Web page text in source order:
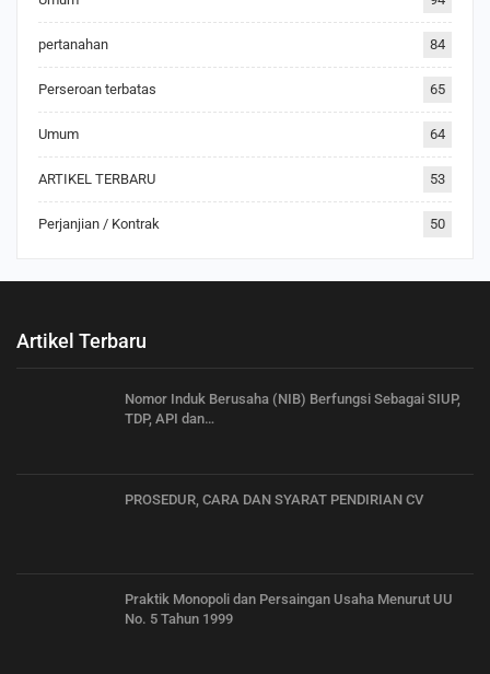
pertanahan 84
Perseroan terbatas 65
Umum 64
ARTIKEL TERBARU 53
Perjanjian / Kontrak 50
Artikel Terbaru
Nomor Induk Berusaha (NIB) Berfungsi Sebagai SIUP,
TDP, API dan…
PROSEDUR, CARA DAN SYARAT PENDIRIAN CV
Praktik Monopoli dan Persaingan Usaha Menurut UU
No. 5 Tahun 1999